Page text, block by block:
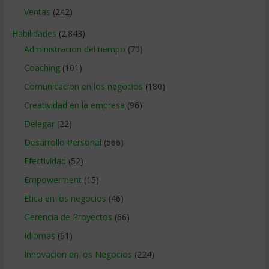
Ventas (242)
Habilidades (2.843)
Administracion del tiempo (70)
Coaching(101)
Comunicacion en los negocios (180)
Creatividad en la empresa (96)
Delegar(22)
Desarrollo Personal (566)
Efectividad (52)
Empowerment (15)
Etica en los negocios (46)
Gerencia de Proyectos (66)
Idiomas (51)
Innovacion en los Negocios (224)